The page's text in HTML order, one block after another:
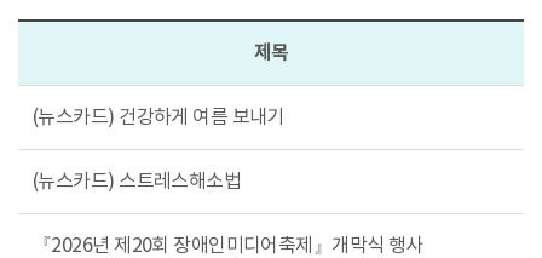
제목
(뉴스카드) 건강하게 여름 보내기
(뉴스카드) 스트레스해소법
『2026년 제20회 장애인미디어축제』개막식 행사